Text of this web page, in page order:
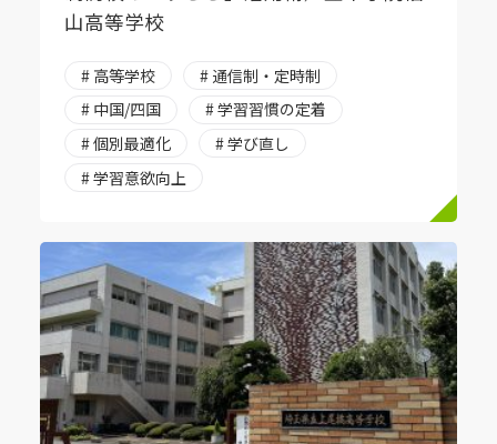
山高等学校
# 高等学校
# 通信制・定時制
# 中国/四国
# 学習習慣の定着
# 個別最適化
# 学び直し
# 学習意欲向上